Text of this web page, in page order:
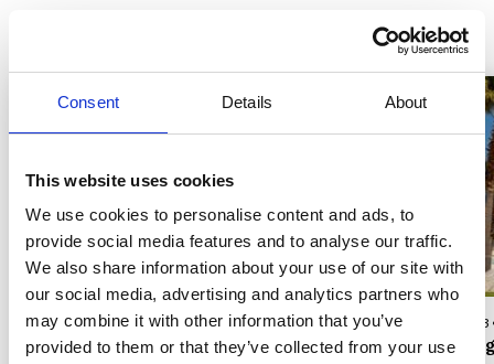
Consent Details About
This website uses cookies
We use cookies to personalise content and ads, to
provide social media features and to analyse our traffic.
We also share information about your use of our site with
our social media, advertising and analytics partners who
may combine it with other information that you’ve
provided to them or that they’ve collected from your use
Laster inn...
Hus-ID 83688 • Roquebrune-sur-Argens
Vakre feriehus med basseng på en vingård
Hus-ID